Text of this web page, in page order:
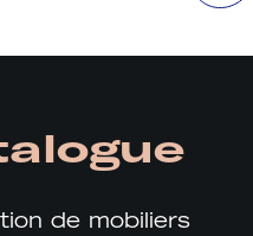
de mobiliers